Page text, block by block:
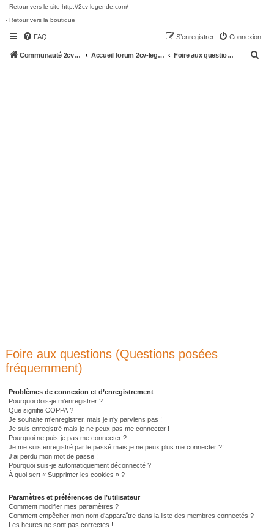
- Retour vers le site http://2cv-legende.com/
- Retour vers la boutique
FAQ Connexion
S’enregistrer
Communauté 2cv-legende.com Accueil forum 2cv-legende.com Foire aux questions (Questions posées fréquemment)
Foire aux questions (Questions posées
fréquemment)
Problèmes de connexion et d’enregistrement
Pourquoi dois-je m’enregistrer ?
Que signifie COPPA ?
Je souhaite m’enregistrer, mais je n’y parviens pas !
Je suis enregistré mais je ne peux pas me connecter !
Pourquoi ne puis-je pas me connecter ?
Je me suis enregistré par le passé mais je ne peux plus me connecter ?!
J’ai perdu mon mot de passe !
Pourquoi suis-je automatiquement déconnecté ?
À quoi sert « Supprimer les cookies » ?
Paramètres et préférences de l’utilisateur
Comment modifier mes paramètres ?
Comment empêcher mon nom d’apparaître dans la liste des membres connectés ?
Les heures ne sont pas correctes !